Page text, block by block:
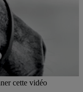
cette vidéo